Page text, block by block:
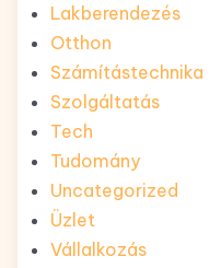
Lakberendezés
Otthon
Számítástechnika
Szolgáltatás
Tech
Tudomány
Uncategorized
Üzlet
Vállalkozás